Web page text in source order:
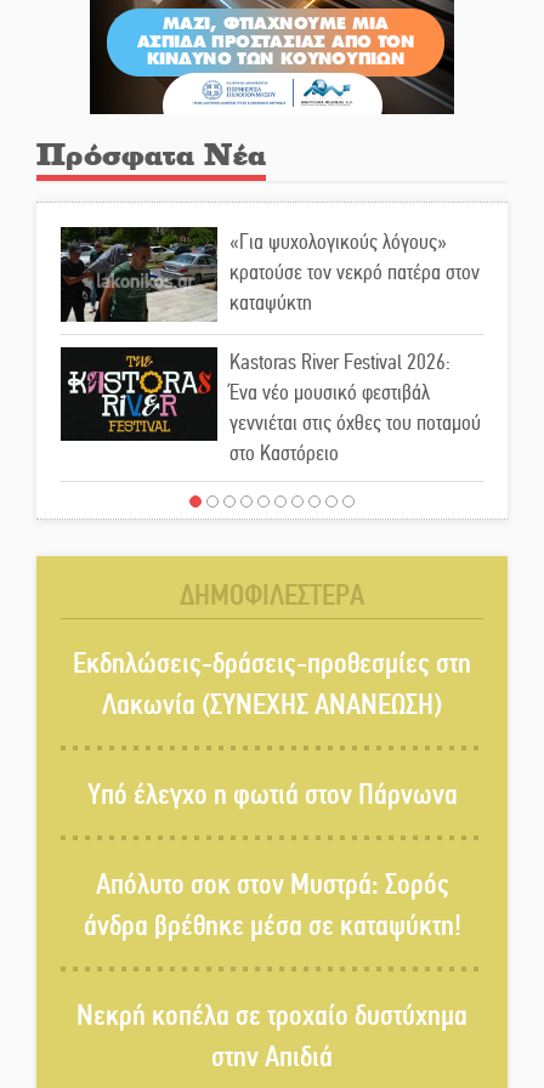
Πρόσφατα Νέα
«Για ψυχολογικούς λόγους»
κρατούσε τον νεκρό πατέρα στον
καταψύκτη
Kastoras River Festival 2026:
Ένα νέο μουσικό φεστιβάλ
γεννιέται στις όχθες του ποταμού
στο Καστόρειο
Τα ζάρια παίρνουν «φωτιά» στην
Αυθεντικό γλέντι με «Γιορτή
Βραστού» στη Σοχά
Το τελεφερίκ της Μονεμβασιάς
στο τραπέζι του δημόσιου
διαλόγου
Πολιτισμός και παράδοση δίνουν
ραντεβού στην Αγόριανη
δυναμικό καλοκαιρινό party
ΔΗΜΟΦΙΛΕΣΤΕΡΑ
Εκδηλώσεις-δράσεις-προθεσμίες στη
Λακωνία (ΣΥΝΕΧΗΣ ΑΝΑΝΕΩΣΗ)
Υπό έλεγχο η φωτιά στον Πάρνωνα
Απόλυτο σοκ στον Μυστρά: Σορός
άνδρα βρέθηκε μέσα σε καταψύκτη!
Νεκρή κοπέλα σε τροχαίο δυστύχημα
στην Απιδιά